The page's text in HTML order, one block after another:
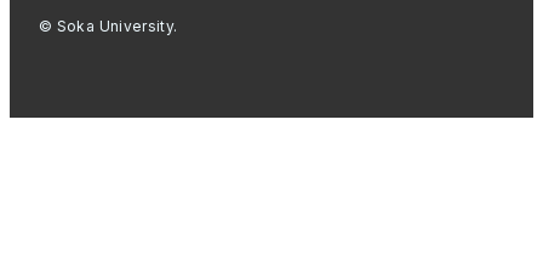
© Soka University.